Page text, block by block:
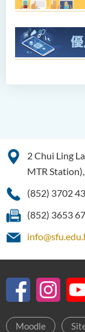
2 Chui Ling
MTR
(852) 3702
(852) 3653
Moodle